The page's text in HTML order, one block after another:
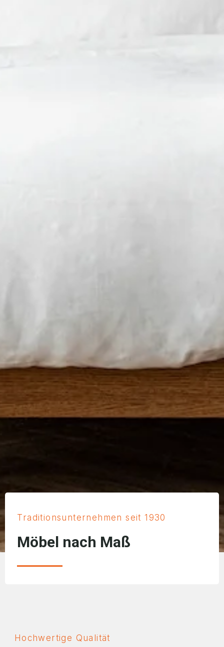
Traditionsunternehmen seit 1930
Möbel nach Maß
Hochwertige Qualität